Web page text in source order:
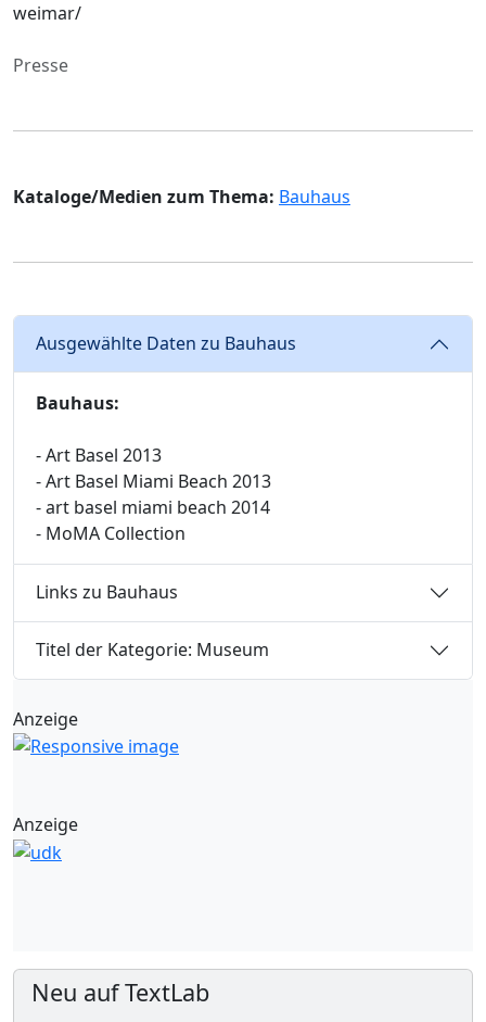
weimar/
Presse
Kataloge/Medien zum Thema: Bauhaus
Ausgewählte Daten zu Bauhaus
Bauhaus:
- Art Basel 2013
- Art Basel Miami Beach 2013
- art basel miami beach 2014
- MoMA Collection
Links zu Bauhaus
Titel der Kategorie: Museum
Anzeige
Anzeige
Neu auf TextLab